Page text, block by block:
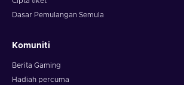
Dasar Pemulangan Semula
Komuniti
Berita Gaming
Hadiah percuma